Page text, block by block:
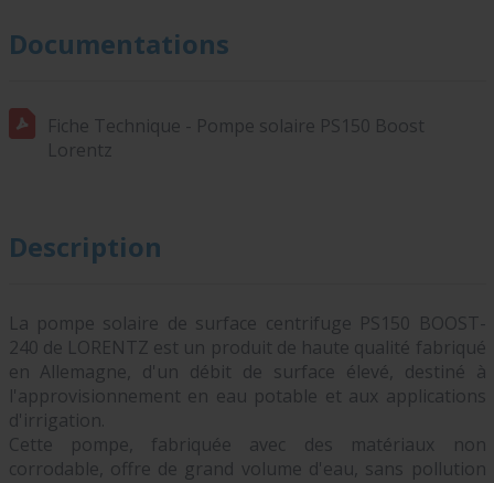
Documentations
Fiche Technique - Pompe solaire PS150 Boost
Lorentz
Description
La pompe solaire de surface centrifuge PS150 BOOST-
240 de LORENTZ est un produit de haute qualité fabriqué
en Allemagne, d'un débit de surface élevé, destiné à
l'approvisionnement en eau potable et aux applications
d'irrigation.
Cette pompe, fabriquée avec des matériaux non
corrodable, offre de grand volume d'eau, sans pollution